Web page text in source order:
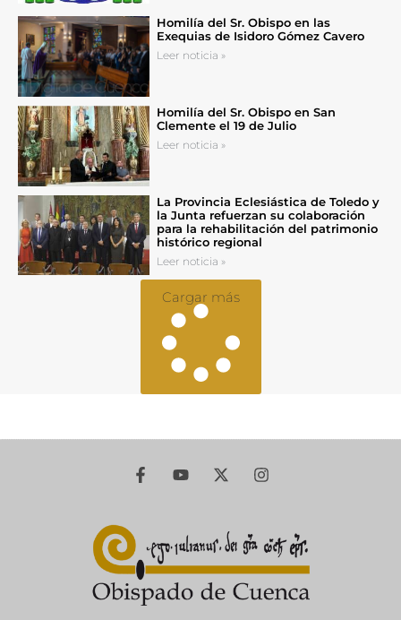
Homilía del Sr. Obispo en las
Exequias de Isidoro Gómez Cavero
Leer noticia »
Homilía del Sr. Obispo en San
Clemente el 19 de Julio
Leer noticia »
La Provincia Eclesiástica de Toledo y
la Junta refuerzan su colaboración
para la rehabilitación del patrimonio
histórico regional
Leer noticia »
Cargar más